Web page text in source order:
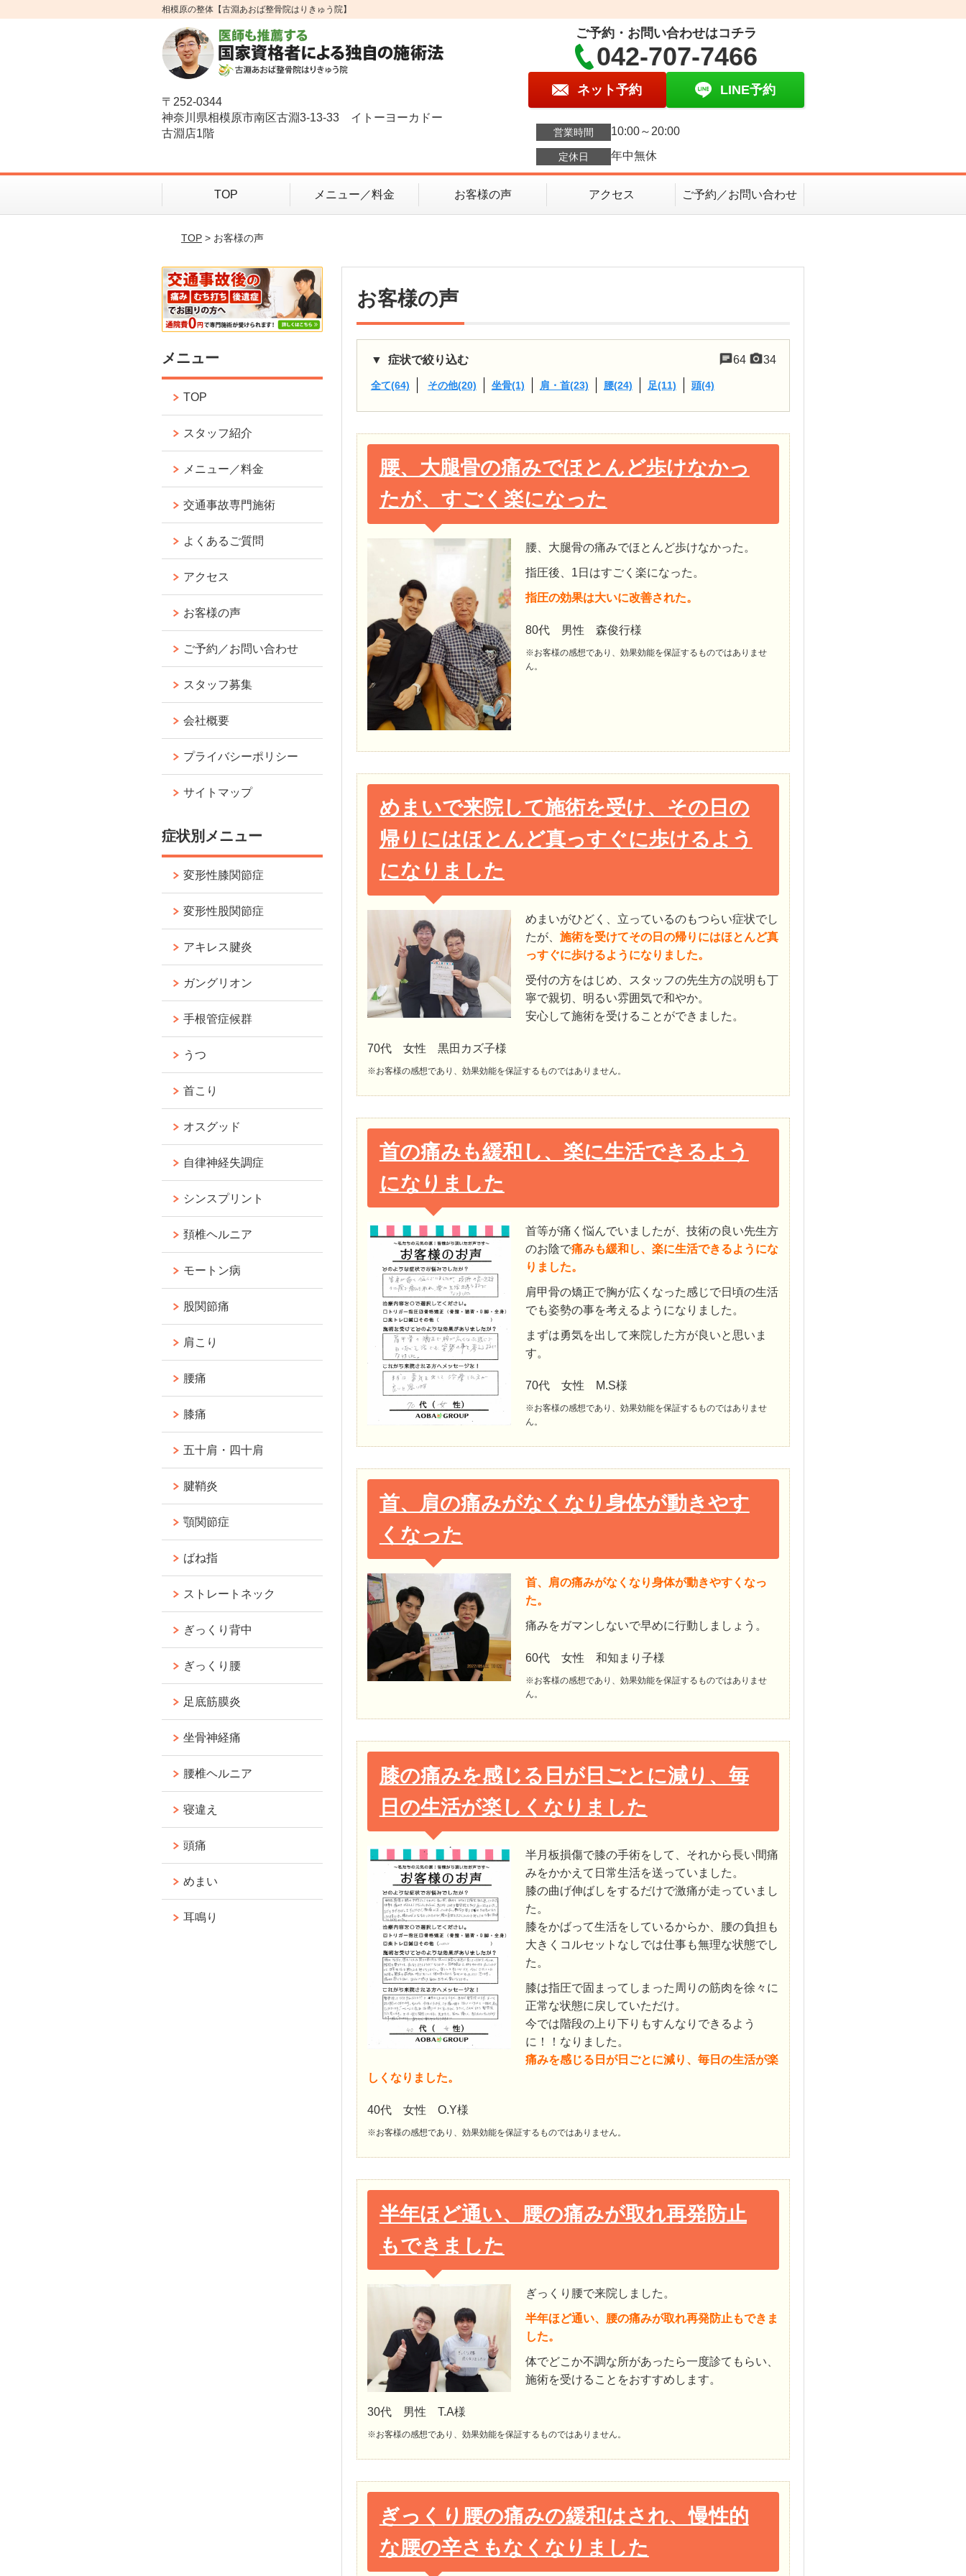
相模原の整体【古淵あおば整骨院はりきゅう院】
〒252-0344
神奈川県相模原市南区古淵3-13-33 イトーヨーカドー
古淵店1階
ご予約・お問い合わせはコチラ
042-707-7466
ネット予約 LINE予約
営業時間 10:00～20:00
定休日 年中無休
TOP メニュー／料金 お客様の声 アクセス ご予約／お問い合わせ
TOP> お客様の声
お客様の声
64 34
症状で絞り込む
全て(64) その他(20) 坐骨(1) 肩・首(23) 腰(24) 足(11) 頭(4)
腰、大腿骨の痛みでほとんど歩けなかっ
たが、すごく楽になった
腰、大腿骨の痛みでほとんど歩けなかった。
指圧後、1日はすごく楽になった。
指圧の効果は大いに改善された。
80代 男性 森俊行様
※お客様の感想であり、効果効能を保証するものではありませ
ん。
めまいで来院して施術を受け、その日の
帰りにはほとんど真っすぐに歩けるよう
になりました
めまいがひどく、立っているのもつらい症状でし
たが、 施術を受けてその日の帰りにはほとんど真
っすぐに歩けるようになりました。
受付の方をはじめ、スタッフの先生方の説明も丁
寧で親切、明るい雰囲気で和やか。
安心して施術を受けることができました。
70代 女性 黒田カズ子様
※お客様の感想であり、効果効能を保証するものではありません。
首の痛みも緩和し、楽に生活できるよう
になりました
首等が痛く悩んでいましたが、技術の良い先生方
のお陰で痛みも緩和し、楽に生活できるようにな
りました。
肩甲骨の矯正で胸が広くなった感じで日頃の生活
でも姿勢の事を考えるようになりました。
まずは勇気を出して来院した方が良いと思いま
す。
70代 女性 M.S様
※お客様の感想であり、効果効能を保証するものではありませ
ん。
首、肩の痛みがなくなり身体が動きやす
くなった
首、肩の痛みがなくなり身体が動きやすくなっ
た。
痛みをガマンしないで早めに行動しましょう。
60代 女性 和知まり子様
※お客様の感想であり、効果効能を保証するものではありませ
ん。
膝の痛みを感じる日が日ごとに減り、毎
日の生活が楽しくなりました
半月板損傷で膝の手術をして、それから長い間痛
みをかかえて日常生活を送っていました。
膝の曲げ伸ばしをするだけで激痛が走っていまし
た。
膝をかばって生活をしているからか、腰の負担も
大きくコルセットなしでは仕事も無理な状態でし
た。
膝は指圧で固まってしまった周りの筋肉を徐々に
正常な状態に戻していただけ。
今では階段の上り下りもすんなりできるよう
に！！なりました。
痛みを感じる日が日ごとに減り、毎日の生活が楽
しくなりました。
40代 女性 O.Y様
※お客様の感想であり、効果効能を保証するものではありません。
半年ほど通い、腰の痛みが取れ再発防止
もできました
ぎっくり腰で来院しました。
半年ほど通い、腰の痛みが取れ再発防止もできま
した。
体でどこか不調な所があったら一度診てもらい、
施術を受けることをおすすめします。
30代 男性 T.A様
※お客様の感想であり、効果効能を保証するものではありません。
ぎっくり腰の痛みの緩和はされ、慢性的
な腰の辛さもなくなりました
メニュー
TOP
スタッフ紹介
メニュー／料金
交通事故専門施術
よくあるご質問
アクセス
お客様の声
ご予約／お問い合わせ
スタッフ募集
会社概要
プライバシーポリシー
サイトマップ
症状別メニュー
変形性膝関節症
変形性股関節症
アキレス腱炎
ガングリオン
手根管症候群
うつ
首こり
オスグッド
自律神経失調症
シンスプリント
頚椎ヘルニア
モートン病
股関節痛
肩こり
腰痛
膝痛
五十肩・四十肩
腱鞘炎
顎関節症
ばね指
ストレートネック
ぎっくり背中
ぎっくり腰
足底筋膜炎
坐骨神経痛
腰椎ヘルニア
寝違え
頭痛
めまい
耳鳴り